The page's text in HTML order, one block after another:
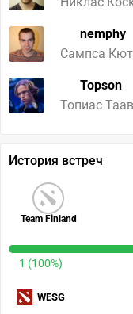
nemphy
Сампса
Topson
Топиас
История встреч
Team Finland
1 (100%)
WESG